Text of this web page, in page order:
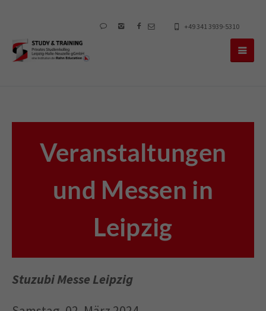
+49 341 3939-5310
Veranstaltungen
und Messen in
Leipzig
Stuzubi Messe Leipzig